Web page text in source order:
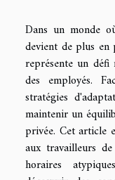
Dans un monde
devient de plus
représente un
des employés.
stratégies
maintenir un
privée. Cet article
aux travailleurs
horaires